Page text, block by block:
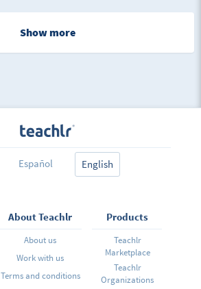
Show more
Español English
About Teachlr
About us
Work with us
Terms and conditions
Products
Teachlr
Marketplace
Teachlr
Organizations